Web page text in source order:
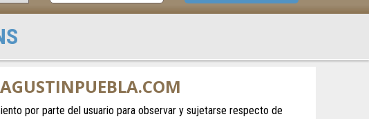
por parte del usuario para observar y sujetarse respecto de